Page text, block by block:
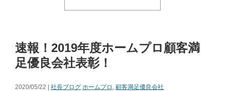
速報！2019年度ホームプロ顧客満
足優良会社表彰！
2020/05/22 | 社長ブログ ホームプロ , 顧客満足優良会社